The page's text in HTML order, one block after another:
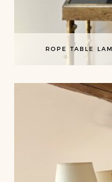
ROPE TABLE